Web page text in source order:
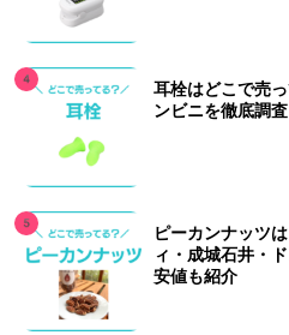
耳栓はどこで売
ンビニを徹底調
ピーカンナッツ
ィ・成城石井・
安値も紹介